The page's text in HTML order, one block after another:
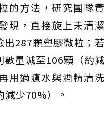
的方法，研究團隊實
現，直接旋上未清潔
出287顆塑膠微粒；若
數量減至106顆（約減
用過濾水與酒精清洗
少70%）。